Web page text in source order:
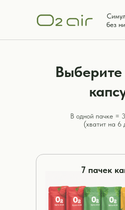
без
В одной пачке =
(хватит на 6
7 пачек